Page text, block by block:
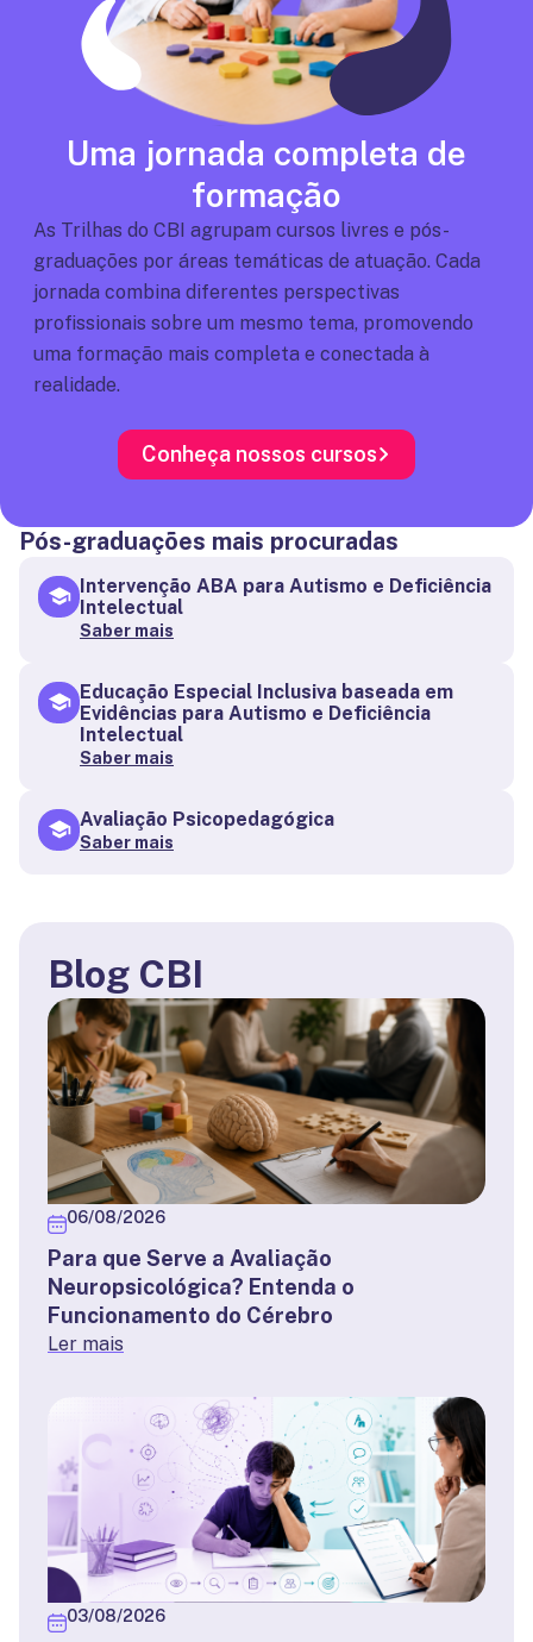
Uma jornada completa de
formação
As Trilhas do CBI agrupam cursos livres e pós-
graduações por áreas temáticas de atuação. Cada
jornada combina diferentes perspectivas
profissionais sobre um mesmo tema, promovendo
uma formação mais completa e conectada à
realidade.
Conheça nossos cursos
Pós-graduações mais procuradas
Intervenção ABA para Autismo e Deficiência
Intelectual
Saber mais
Educação Especial Inclusiva baseada em
Evidências para Autismo e Deficiência
Intelectual
Saber mais
Avaliação Psicopedagógica
Saber mais
Blog CBI
06/08/2026
Para que Serve a Avaliação
Neuropsicológica? Entenda o
Funcionamento do Cérebro
Ler mais
03/08/2026